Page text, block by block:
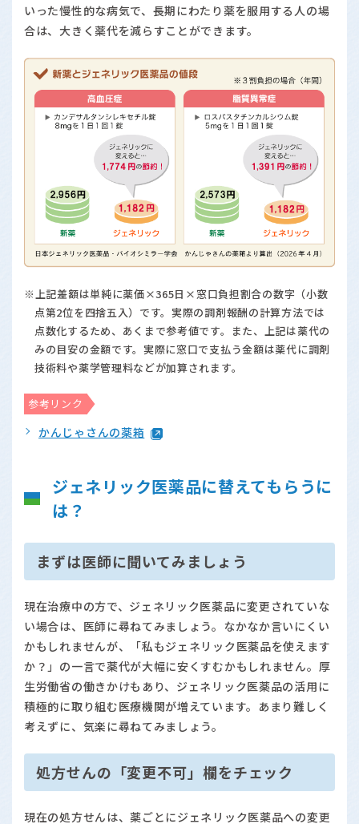
いった慢性的な病気で、長期にわたり薬を服用する人の場
合は、大きく薬代を減らすことができます。
※上記差額は単純に薬価×365日×窓口負担割合の数字（小数
点第2位を四捨五入）です。実際の調剤報酬の計算方法では
点数化するため、あくまで参考値です。また、上記は薬代の
みの目安の金額です。実際に窓口で支払う金額は薬代に調剤
技術料や薬学管理料などが加算されます。
参考リンク
かんじゃさんの薬箱
ジェネリック医薬品に替えてもらうに
は？
まずは医師に聞いてみましょう
現在治療中の方で、ジェネリック医薬品に変更されていな
い場合は、医師に尋ねてみましょう。なかなか言いにくい
かもしれませんが、「私もジェネリック医薬品を使えます
か？」の一言で薬代が大幅に安くすむかもしれません。厚
生労働省の働きかけもあり、ジェネリック医薬品の活用に
積極的に取り組む医療機関が増えています。あまり難しく
考えずに、気楽に尋ねてみましょう。
処方せんの「変更不可」欄をチェック
現在の処方せんは、薬ごとにジェネリック医薬品への変更